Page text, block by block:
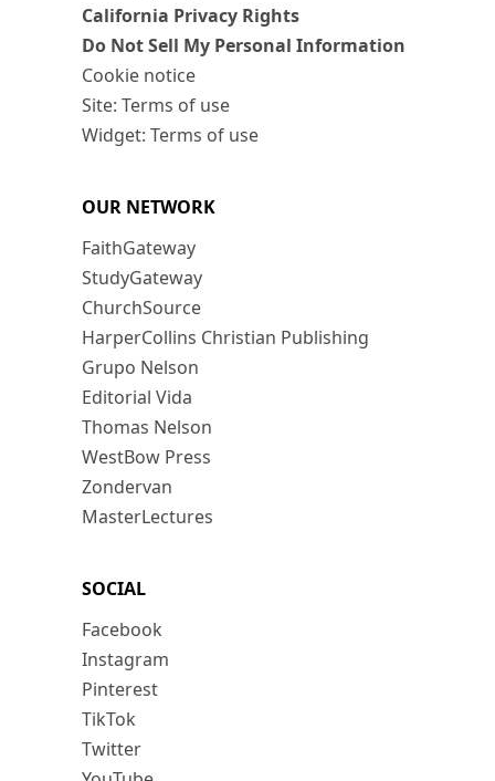
California Privacy Rights
Do Not Sell My Personal Information
Cookie notice
Site: Terms of use
Widget: Terms of use
OUR NETWORK
FaithGateway
StudyGateway
ChurchSource
HarperCollins Christian Publishing
Grupo Nelson
Editorial Vida
Thomas Nelson
WestBow Press
Zondervan
MasterLectures
SOCIAL
Facebook
Instagram
Pinterest
TikTok
Twitter